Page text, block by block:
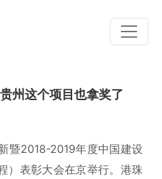
州这个项目也拿奖了
暨2018-2019年度中国建设
）表彰大会在京举行。港珠